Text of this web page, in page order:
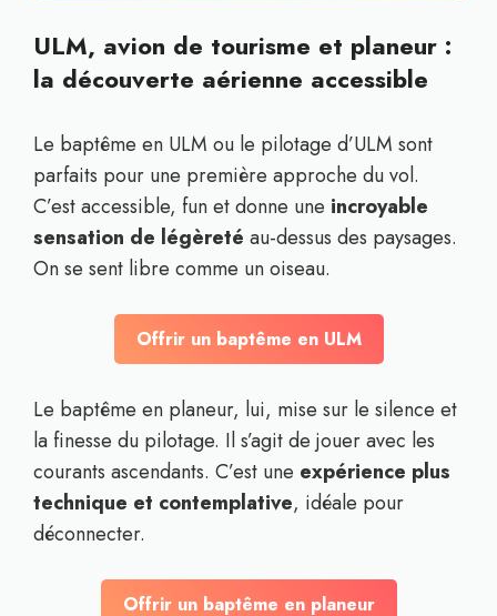
ULM, avion de tourisme et planeur :
la découverte aérienne accessible
Le baptême en ULM ou le pilotage d’ULM sont
parfaits pour une première approche du vol.
C’est accessible, fun et donne une incroyable
sensation de légèreté au-dessus des paysages.
On se sent libre comme un oiseau.
Offrir un baptême en ULM
Le baptême en planeur, lui, mise sur le silence et
la finesse du pilotage. Il s’agit de jouer avec les
courants ascendants. C’est une expérience plus
technique et contemplative, idéale pour
déconnecter.
Offrir un baptême en planeur